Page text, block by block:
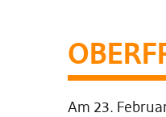
Am 23.